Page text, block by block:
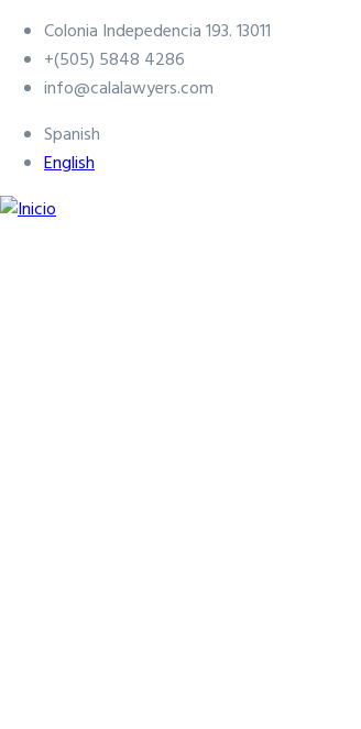
Pasar
contenido
Colonia Indepedencia 193. 13011
+(505) 5848 4286
info@calalawyers.com
Spanish
English